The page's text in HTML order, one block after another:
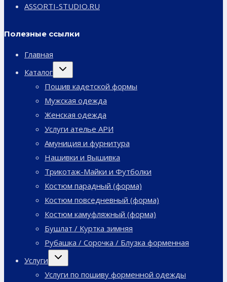
ASSORTI-STUDIO.RU
Полезные ссылки
Главная
Каталог
Переключить
дочернее
Пошив кадетской формы
Мужская одежда
Женская одежда
Услуги ателье АРИ
Амуниция и фурнитура
Нашивки и Вышивка
Трикотаж-Майки и Футболки
Костюм парадный (форма)
Костюм повседневный (форма)
Костюм камуфляжный (форма)
Бушлат / Куртка зимняя
Рубашка / Сорочка / Блузка форменная
Услуги
Переключить
дочернее
Услуги по пошиву форменной одежды